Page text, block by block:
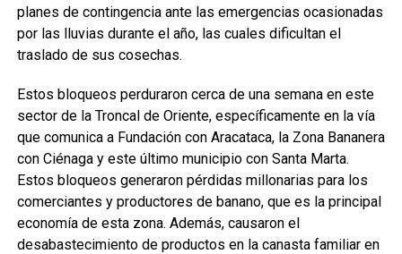
planes de contingencia ante las emergencias ocasionadas
por las lluvias durante el año, las cuales dificultan el
traslado de sus cosechas.
Estos bloqueos perduraron cerca de una semana en este
sector de la Troncal de Oriente, específicamente en la vía
que comunica a Fundación con Aracataca, la Zona Bananera
con Ciénaga y este último municipio con Santa Marta.
Estos bloqueos generaron pérdidas millonarias para los
comerciantes y productores de banano, que es la principal
economía de esta zona. Además, causaron el
desabastecimiento de productos en la canasta familiar en